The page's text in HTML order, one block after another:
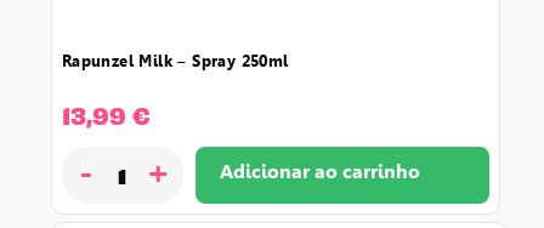
rapunzel milk – spray 250ml
13,99 €
- + Adicionar ao carrinho